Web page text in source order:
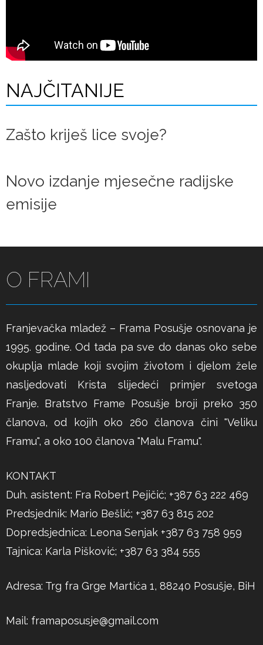
NAJČITANIJE
Zašto kriješ lice svoje?
Novo izdanje mjesečne radijske
emisije
O FRAMI
Franjevačka mladež – Frama Posušje osnovana je
1995. godine. Od tada pa sve do danas oko sebe
okuplja mlade koji svojim životom i djelom žele
nasljedovati Krista slijedeći primjer svetoga
Franje. Bratstvo Frame Posušje broji preko 350
članova, od kojih oko 260 članova čini "Veliku
Framu", a oko 100 članova "Malu Framu".
KONTAKT
Duh. asistent: Fra Robert Pejičić; +387 63 222 469
Predsjednik: Mario Bešlić; +387 63 815 202
Dopredsjednica: Leona Senjak +387 63 758 959
Tajnica: Karla Pišković; +387 63 384 555
Adresa: Trg fra Grge Martića 1, 88240 Posušje, BiH
Mail: framaposusje@gmail.com